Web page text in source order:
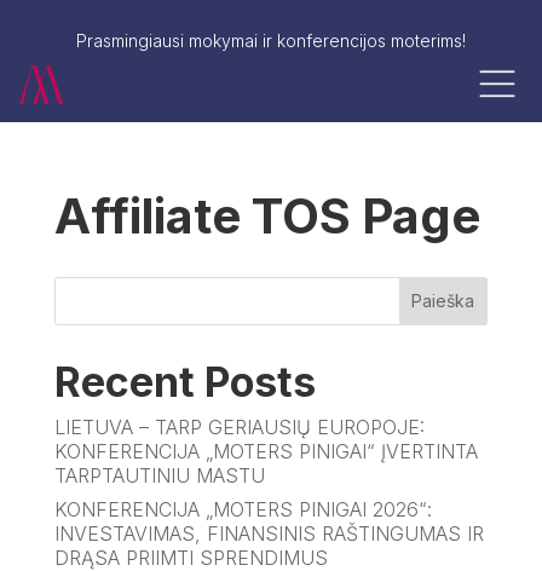
Prasmingiausi mokymai ir konferencijos moterims!
Affiliate TOS Page
Paieška
Recent Posts
LIETUVA – TARP GERIAUSIŲ EUROPOJE:
KONFERENCIJA „MOTERS PINIGAI“ ĮVERTINTA
TARPTAUTINIU MASTU
KONFERENCIJA „MOTERS PINIGAI 2026“:
INVESTAVIMAS, FINANSINIS RAŠTINGUMAS IR
DRĄSA PRIIMTI SPRENDIMUS